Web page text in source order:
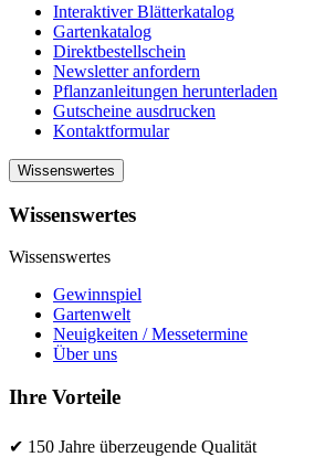
Interaktiver Blätterkatalog
Gartenkatalog
Direktbestellschein
Newsletter anfordern
Pflanzanleitungen herunterladen
Gutscheine ausdrucken
Kontaktformular
Wissenswertes
Wissenswertes
Wissenswertes
Gewinnspiel
Gartenwelt
Neuigkeiten / Messetermine
Über uns
Ihre Vorteile
✔ 150 Jahre überzeugende Qualität